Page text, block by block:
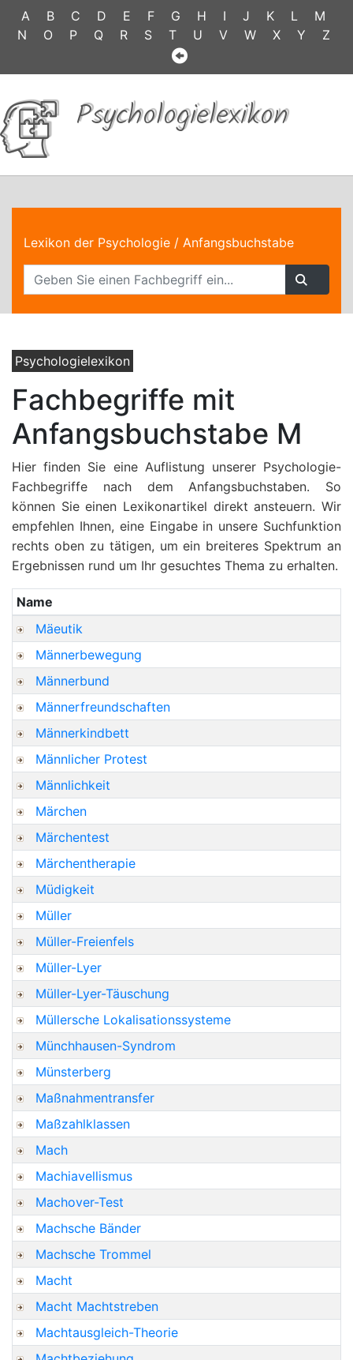
A B C D E F G H I J K L
M
N
O P Q R S T U V W X Y Z
Psychologielexikon
Lexikon der Psychologie / Anfangsbuchstabe
Psychologielexikon
Fachbegriffe mit
Anfangsbuchstabe M
Hier finden Sie eine Auflistung unserer Psychologie-
Fachbegriffe nach dem Anfangsbuchstaben. So
können Sie einen Lexikonartikel direkt ansteuern. Wir
empfehlen Ihnen, eine Eingabe in unsere Suchfunktion
rechts oben zu tätigen, um ein breiteres Spektrum an
Ergebnissen rund um Ihr gesuchtes Thema zu erhalten.
Name
Mäeutik
Männerbewegung
Männerbund
Männerfreundschaften
Männerkindbett
Männlicher Protest
Männlichkeit
Märchen
Märchentest
Märchentherapie
Müdigkeit
Müller
Müller-Freienfels
Müller-Lyer
Müller-Lyer-Täuschung
Müllersche Lokalisationssysteme
Münchhausen-Syndrom
Münsterberg
Maßnahmentransfer
Maßzahlklassen
Mach
Machiavellismus
Machover-Test
Machsche Bänder
Machsche Trommel
Macht
Macht Machtstreben
Machtausgleich-Theorie